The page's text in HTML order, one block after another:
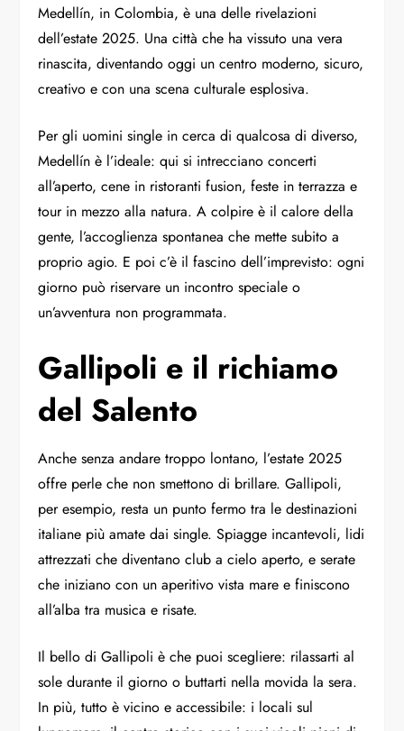
Medellín, in Colombia, è una delle rivelazioni
dell’estate 2025. Una città che ha vissuto una vera
rinascita, diventando oggi un centro moderno, sicuro,
creativo e con una scena culturale esplosiva.
Per gli uomini single in cerca di qualcosa di diverso,
Medellín è l’ideale: qui si intrecciano concerti
all’aperto, cene in ristoranti fusion, feste in terrazza e
tour in mezzo alla natura. A colpire è il calore della
gente, l’accoglienza spontanea che mette subito a
proprio agio. E poi c’è il fascino dell’imprevisto: ogni
giorno può riservare un incontro speciale o
un’avventura non programmata.
Gallipoli e il richiamo
del Salento
Anche senza andare troppo lontano, l’estate 2025
offre perle che non smettono di brillare. Gallipoli,
per esempio, resta un punto fermo tra le destinazioni
italiane più amate dai single. Spiagge incantevoli, lidi
attrezzati che diventano club a cielo aperto, e serate
che iniziano con un aperitivo vista mare e finiscono
all’alba tra musica e risate.
Il bello di Gallipoli è che puoi scegliere: rilassarti al
sole durante il giorno o buttarti nella movida la sera.
In più, tutto è vicino e accessibile: i locali sul